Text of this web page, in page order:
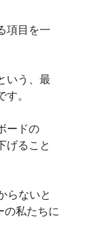
項目を一
いう、最
。
ードの
げること
らないと
の私たちに